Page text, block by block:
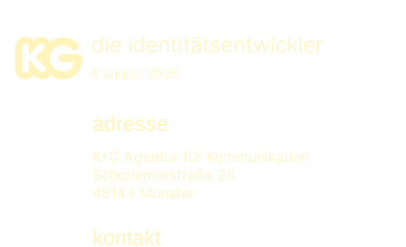
6 august 2026
adresse
K+G Agentur für Kommunikation
Schorlemerstraße 26
48143 Münster
kontakt